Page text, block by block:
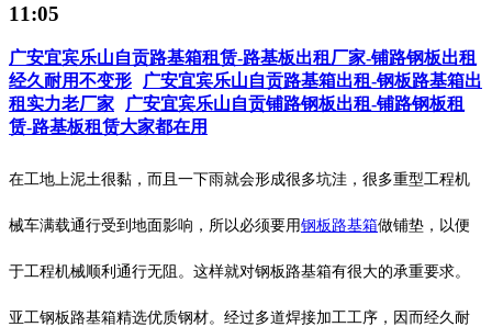
11:05
广安宜宾乐山自贡路基箱租赁-路基板出租厂家-铺路钢板出租
经久耐用不变形
广安宜宾乐山自贡路基箱出租-钢板路基箱出
租实力老厂家
广安宜宾乐山自贡铺路钢板出租-铺路钢板租
赁-路基板租赁大家都在用
在工地上泥土很黏，而且一下雨就会形成很多坑洼，很多重型工程机
械车满载通行受到地面影响，所以必须要用钢板路基箱做铺垫，以便
于工程机械顺利通行无阻。这样就对钢板路基箱有很大的承重要求。
亚工钢板路基箱精选优质钢材。经过多道焊接加工工序，因而经久耐